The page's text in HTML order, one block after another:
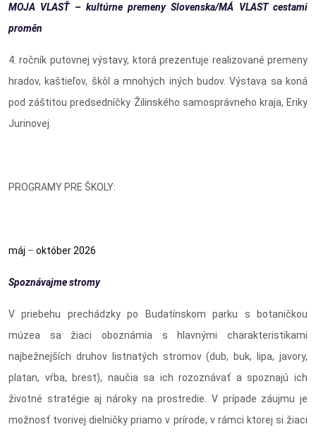
MOJA VLASŤ – kultúrne premeny Slovenska/MÁ VLAST cestami
proměn
4. ročník putovnej výstavy, ktorá prezentuje realizované premeny
hradov, kaštieľov, škôl a mnohých iných budov. Výstava sa koná
pod záštitou predsedníčky Žilinského samosprávneho kraja, Eriky
Jurinovej.
PROGRAMY PRE ŠKOLY:
máj – október 2026
Spoznávajme stromy
V priebehu prechádzky po Budatínskom parku s botaničkou
múzea sa žiaci oboznámia s hlavnými charakteristikami
najbežnejších druhov listnatých stromov (dub, buk, lipa, javory,
platan, vŕba, brest), naučia sa ich rozoznávať a spoznajú ich
životné stratégie aj nároky na prostredie. V prípade záujmu je
možnosť tvorivej dielničky priamo v prírode, v rámci ktorej si žiaci